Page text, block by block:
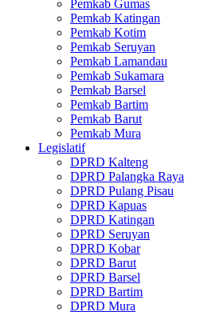
Pemkab Gumas
Pemkab Katingan
Pemkab Kotim
Pemkab Seruyan
Pemkab Lamandau
Pemkab Sukamara
Pemkab Barsel
Pemkab Bartim
Pemkab Barut
Pemkab Mura
Legislatif
DPRD Kalteng
DPRD Palangka Raya
DPRD Pulang Pisau
DPRD Kapuas
DPRD Katingan
DPRD Seruyan
DPRD Kobar
DPRD Barut
DPRD Barsel
DPRD Bartim
DPRD Mura